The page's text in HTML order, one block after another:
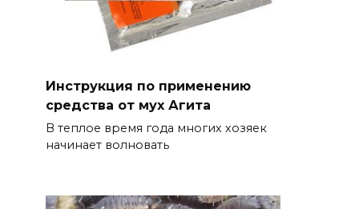
Инструкция по применению
средства от мух Агита
В теплое время года многих хозяек
начинает волновать